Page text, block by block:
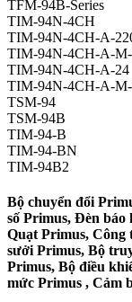
TFM-94B-Series
TIM-94N-4CH
TIM-94N-4CH-A-
TIM-94N-4CH-A-
TIM-94N-4CH-A-24
TIM-94N-4CH-A-
TSM-94
TSM-94B
TIM-94-B
TIM-94-BN
TIM-94B2
Bộ chuyển đổi
số Primus, Đèn báo
Quạt Primus, Công
sưởi Primus, Bộ
Primus, Bộ điều
mức Primus , Cảm